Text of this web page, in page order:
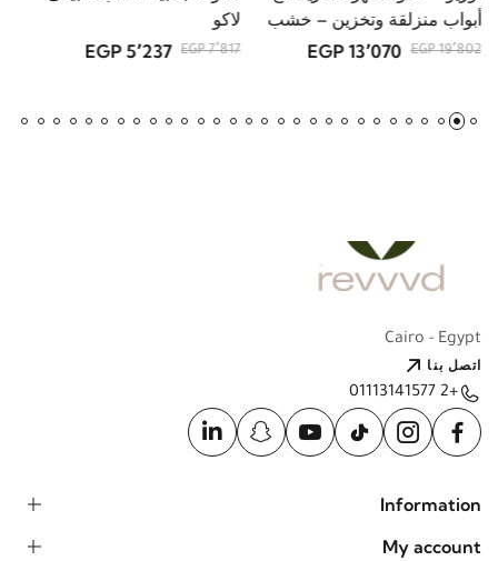
أبواب منزلقة وتخزين – خشب
طبيعي
19٬802 EGP 13٬070 EGP
لاكو
7٬817 EGP 5٬237 EGP
Cairo - Egypt
اتصل بنا
+2 01113141577
Information
My account